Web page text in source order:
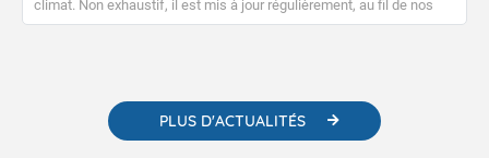
climat. Non exhaustif, il est mis à jour régulièrement, au fil de nos
publications. Vous y trouverez également des liens utiles vers nos
PLUS D'ACTUALITÉS